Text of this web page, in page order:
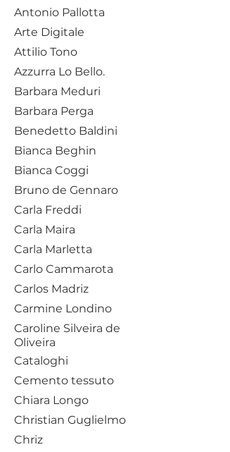
Antonio Pallotta
Arte Digitale
Attilio Tono
Azzurra Lo Bello.
Barbara Meduri
Barbara Perga
Benedetto Baldini
Bianca Beghin
Bianca Coggi
Bruno de Gennaro
Carla Freddi
Carla Maira
Carla Marletta
Carlo Cammarota
Carlos Madriz
​​​​​​​Carmine Londino
Caroline Silveira de
Oliveira
Cataloghi
Cemento tessuto
Chiara Longo
Christian Guglielmo
Chriz